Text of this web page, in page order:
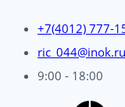
+7(4012) 777-
ric_044@inok.ru
9:00 - 18:00